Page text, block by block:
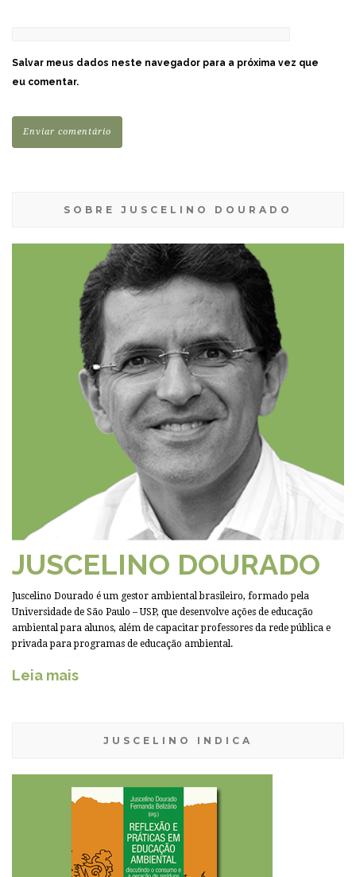
Salvar meus dados neste navegador para a próxima vez que
eu comentar.
SOBRE JUSCELINO DOURADO
JUSCELINO DOURADO
Juscelino Dourado é um gestor ambiental brasileiro, formado pela
Universidade de São Paulo – USP, que desenvolve ações de educação
ambiental para alunos, além de capacitar professores da rede pública e
privada para programas de educação ambiental.
Leia mais
JUSCELINO INDICA